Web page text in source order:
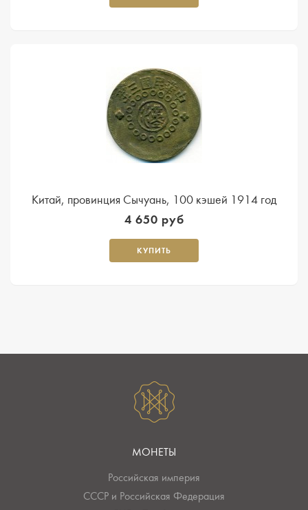
Китай, провинция Сычуань, 100 кэшей 1914 год
4 650 руб
КУПИТЬ
МОНЕТЫ
Российская империя
СССР и Российская Федерация